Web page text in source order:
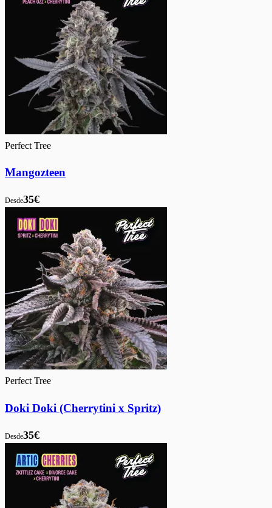
Perfect Tree
Mangozteen
Desde35€
Perfect Tree
Doki Doki (Cherrytini x Spritz)
Desde35€